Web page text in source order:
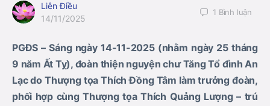
Liên Điều
14/11/2025
1 Bình luận
PGĐS – Sáng ngày 14-11-2025 (nhằm ngày 25 tháng
9 năm Ất Tỵ), đoàn thiện nguyện chư Tăng Tổ đình An
Lạc do Thượng tọa Thích Đồng Tâm làm trưởng đoàn,
phối hợp cùng Thượng tọa Thích Quảng Lượng – trú